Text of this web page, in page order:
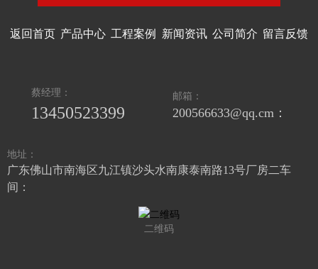
返回首页 产品中心 工程案例 新闻资讯 公司简介 留言反馈
蔡经理：
13450523399
邮箱：
200566633@qq.cm：
地址：
广东佛山市南海区九江镇沙头水南康泰南路13号厂房二车
间：
二维码